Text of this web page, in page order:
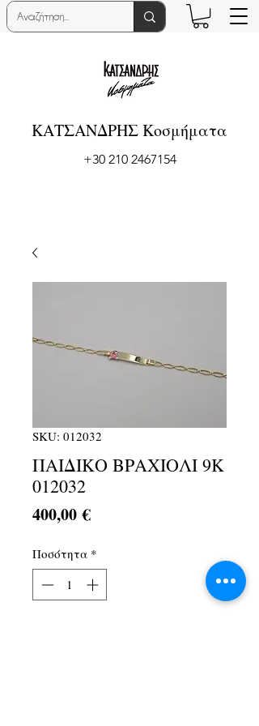
ΚΑΤΣΑΝΔΡΗΣ Κοσμήματα
+30 210 2467154
SKU: 012032
ΠΑΙΔΙΚΟ ΒΡΑΧΙΟΛΙ 9Κ
012032
400,00 €Τιμή
Ποσότητα *